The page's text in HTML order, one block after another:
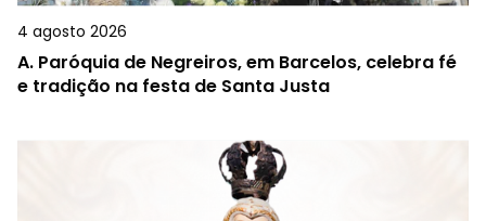
4 agosto 2026
A. Paróquia de Negreiros, em Barcelos, celebra fé
e tradição na festa de Santa Justa